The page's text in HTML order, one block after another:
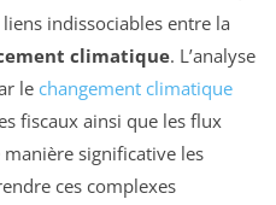
indissociables entre la
climatique. L’analyse
le changement climatique
fiscaux ainsi que les flux
significative les
ces complexes